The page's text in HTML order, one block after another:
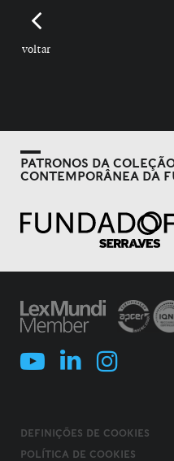
voltar
PATRONOS DA
CONTEMPORÂNEA DA
DEFINIÇÕES DE COOKIES
POLÍTICA DE COOKIES